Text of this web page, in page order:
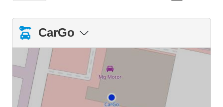
CarGo